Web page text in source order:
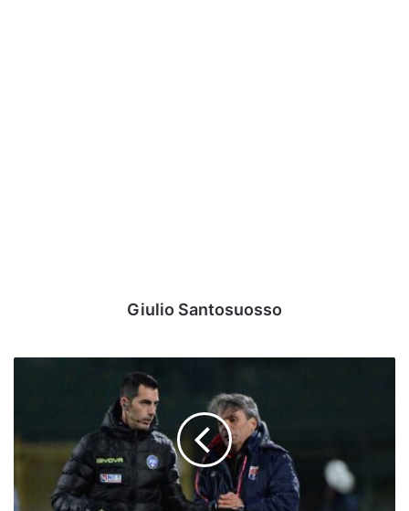
Giulio Santosuosso
esonerato
Capuano
giusta